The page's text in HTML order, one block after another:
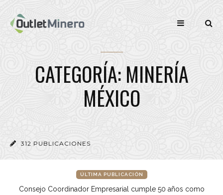
CATEGORÍA: MINERÍA
MÉXICO
312 PUBLICACIONES
ÚLTIMA PUBLICACIÓN
Consejo Coordinador Empresarial cumple 50 años como